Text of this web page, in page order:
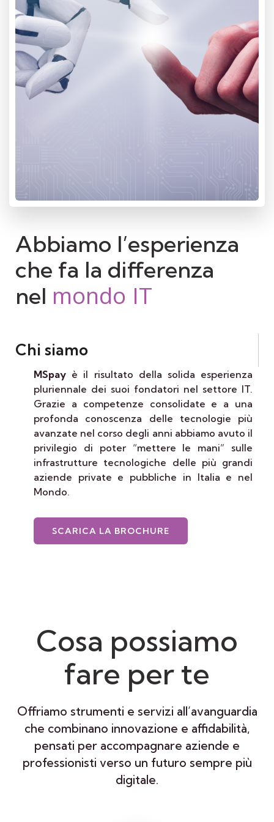
Abbiamo l’esperienza
che fa la differenza
nel mondo IT
Chi siamo
MSpay è il risultato della solida esperienza
pluriennale dei suoi fondatori nel settore IT.
Grazie a competenze consolidate e a una
profonda conoscenza delle tecnologie più
avanzate nel corso degli anni abbiamo avuto il
privilegio di poter “mettere le mani” sulle
infrastrutture tecnologiche delle più grandi
aziende private e pubbliche in Italia e nel
Mondo.
SCARICA LA BROCHURE
Cosa possiamo
fare per te
Offriamo strumenti e servizi all’avanguardia
che combinano innovazione e affidabilità,
pensati per accompagnare aziende e
professionisti verso un futuro sempre più
digitale.